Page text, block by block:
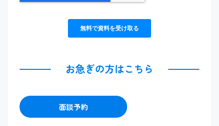
お急ぎの方はこちら
面談予約